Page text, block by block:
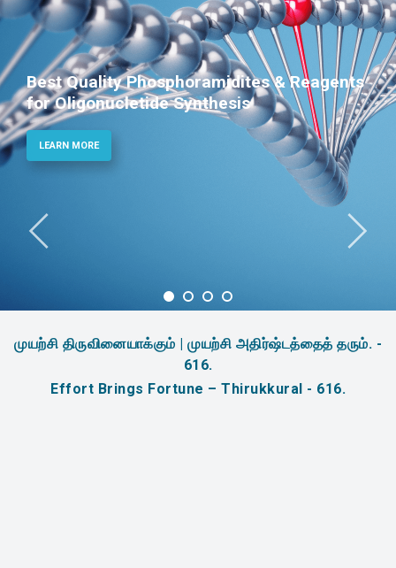
Best Quality Phosphoramidites & Reagents
for Oligonucletide Synthesis
LEARN MORE
முயற்சி திருவினையாக்கும் | முயற்சி அதிர்ஷ்டத்தைத் தரும். -
616.
Effort Brings Fortune – Thirukkural - 616.